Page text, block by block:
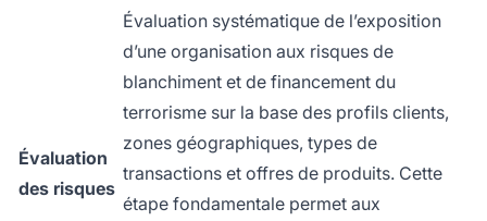
Évaluation
des risques
Évaluation systématique de l’exposition
d’une organisation aux risques de
blanchiment et de financement du
terrorisme sur la base des profils clients,
zones géographiques, types de
transactions et offres de produits. Cette
étape fondamentale permet aux